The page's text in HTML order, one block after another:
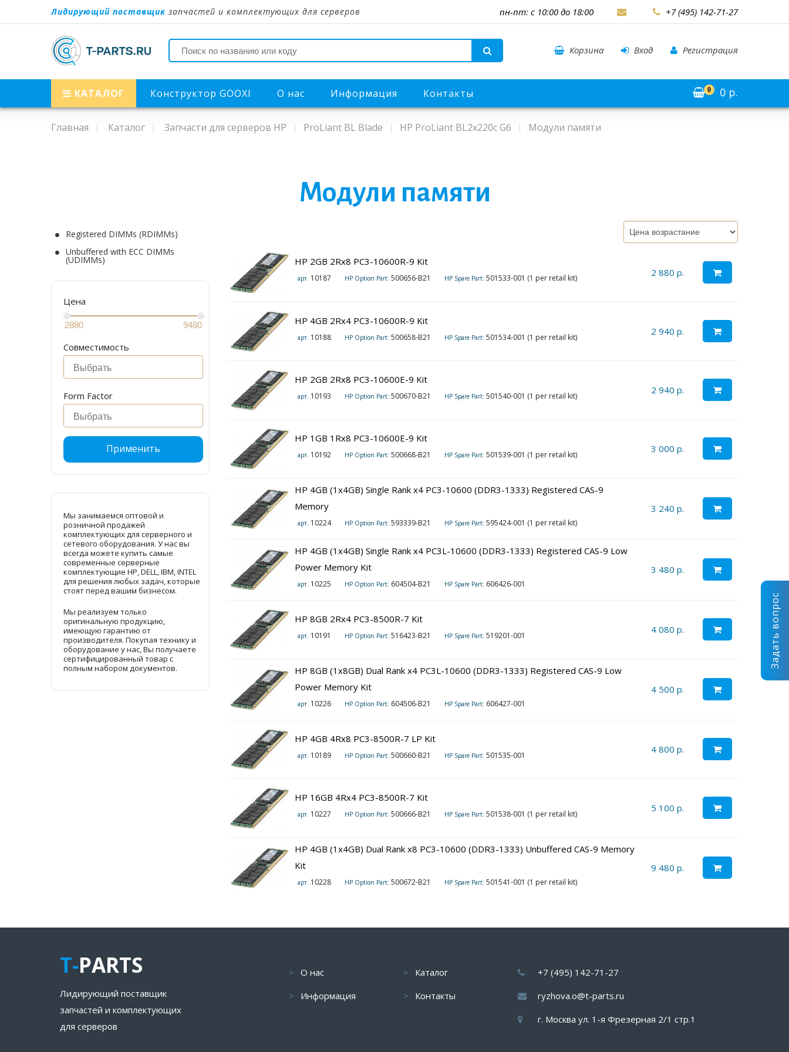
Лидирующий поставщик запчастей и комплектующих для серверов пн-пт: с 10:00 до 18:00 +7 (495) 142-71-27
Корзина Вход Регистрация
КАТАЛОГ Конструктор GOOXI О нас Информация Контакты 0 0 р.
Главная Каталог Запчасти для серверов HP ProLiant BL Blade HP ProLiant BL2x220c G6 Модули памяти
Модули памяти
Registered DIMMs (RDIMMs)
Unbuffered with ECC DIMMs
(UDIMMs)
Цена
Совместимость
Form Factor
Применить
Мы занимаемся оптовой и
розничной продажей
комплектующих для серверного и
сетевого оборудования. У нас вы
всегда можете купить самые
современные серверные
комплектующие HP, DELL, IBM, INTEL
для решения любых задач, которые
стоят перед вашим бизнесом.
Мы реализуем только
оригинальную продукцию,
имеющую гарантию от
производителя. Покупая технику и
оборудование у нас, Вы получаете
сертифицированный товар с
полным набором документов.
HP 2GB 2Rx8 PC3-10600R-9 Kit
арт. 10187 HP Option Part: 500656-B21 HP Spare Part: 501533-001 (1 per retail kit) 2 880 р.
HP 4GB 2Rx4 PC3-10600R-9 Kit
арт. 10188 HP Option Part: 500658-B21 HP Spare Part: 501534-001 (1 per retail kit)
2 940 р.
HP 2GB 2Rx8 PC3-10600E-9 Kit
арт. 10193 HP Option Part: 500670-B21 HP Spare Part: 501540-001 (1 per retail kit)
2 940 р.
HP 1GB 1Rx8 PC3-10600E-9 Kit
арт. 10192 HP Option Part: 500668-B21 HP Spare Part: 501539-001 (1 per retail kit)
3 000 р.
HP 4GB (1x4GB) Single Rank x4 PC3-10600 (DDR3-1333) Registered CAS-9
Memory
арт. 10224 HP Option Part: 593339-B21 HP Spare Part: 595424-001 (1 per retail kit)
3 240 р.
HP 4GB (1x4GB) Single Rank x4 PC3L-10600 (DDR3-1333) Registered CAS-9 Low
Power Memory Kit
арт. 10225 HP Option Part: 604504-B21 HP Spare Part: 606426-001
3 480 р.
HP 8GB 2Rx4 PC3-8500R-7 Kit
арт. 10191 HP Option Part: 516423-B21 HP Spare Part: 519201-001
4 080 р.
HP 8GB (1x8GB) Dual Rank x4 PC3L-10600 (DDR3-1333) Registered CAS-9 Low
Power Memory Kit
арт. 10226 HP Option Part: 604506-B21 HP Spare Part: 606427-001
4 500 р.
HP 4GB 4Rx8 PC3-8500R-7 LP Kit
арт. 10189 HP Option Part: 500660-B21 HP Spare Part: 501535-001
4 800 р.
HP 16GB 4Rx4 PC3-8500R-7 Kit
арт. 10227 HP Option Part: 500666-B21 HP Spare Part: 501538-001 (1 per retail kit)
5 100 р.
HP 4GB (1x4GB) Dual Rank x8 PC3-10600 (DDR3-1333) Unbuffered CAS-9 Memory
Kit
арт. 10228 HP Option Part: 500672-B21 HP Spare Part: 501541-001 (1 per retail kit)
9 480 р.
T-PARTS
Лидирующий поставщик
запчастей и комплектующих
для серверов
О нас
Информация
Каталог
Контакты
+7 (495) 142-71-27
ryzhova.o@t-parts.ru
г. Москва ул. 1-я Фрезерная 2/1 стр.1
Задать вопрос